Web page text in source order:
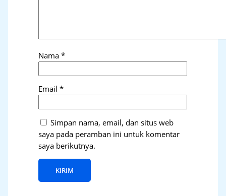
Nama*
Email*
Simpan nama, email, dan situs web
saya pada peramban ini untuk komentar
saya berikutnya.